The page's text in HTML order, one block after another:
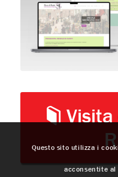
Questo sito utilizza i
acconsentite